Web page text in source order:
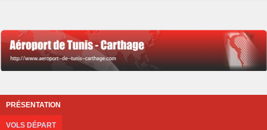
PRÉSENTATION
VOLS DÉPART